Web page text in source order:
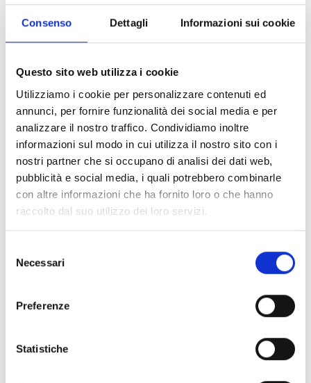
Consenso Dettagli Informazioni sui cookie
Questo sito web utilizza i cookie
Utilizziamo i cookie per personalizzare contenuti ed
annunci, per fornire funzionalità dei social media e per
analizzare il nostro traffico. Condividiamo inoltre
informazioni sul modo in cui utilizza il nostro sito con i
nostri partner che si occupano di analisi dei dati web,
pubblicità e social media, i quali potrebbero combinarle
con altre informazioni che ha fornito loro o che hanno
raccolto dal suo utilizzo dei loro servizi.
delNecessari
Preferenze
Statistiche
Pagina web per formulari e documenti
Si consiglia di consultare regolarmente il sito web
ufficiale del bando per gli aggiornamenti e le
informazioni addizionali.
Consigli degli esperti
lettura preliminare dei criteri ti aiuterà a capire se il
maggiormente in considerazione ai fini
Hai bisogno di ulteriori informazioni?
Contatta il